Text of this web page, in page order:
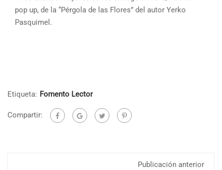
pop up, de la “Pérgola de las Flores” del autor Yerko
Pasquimel.
Etiqueta: Fomento Lector
Compartir:
Publicación anterior